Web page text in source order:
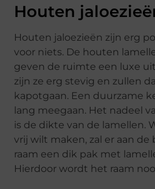
Houten
Houten jaloezieën zijn erg
voor niets. De houten
geven de ruimte een luxe
zijn ze erg stevig en zullen
kapotgaan. Een duurzame
lang meegaan. Het nadeel
is de dikte van de lamellen.
vrij wilt maken, zal er aan
raam een dik pak met
Hierdoor wordt het raam